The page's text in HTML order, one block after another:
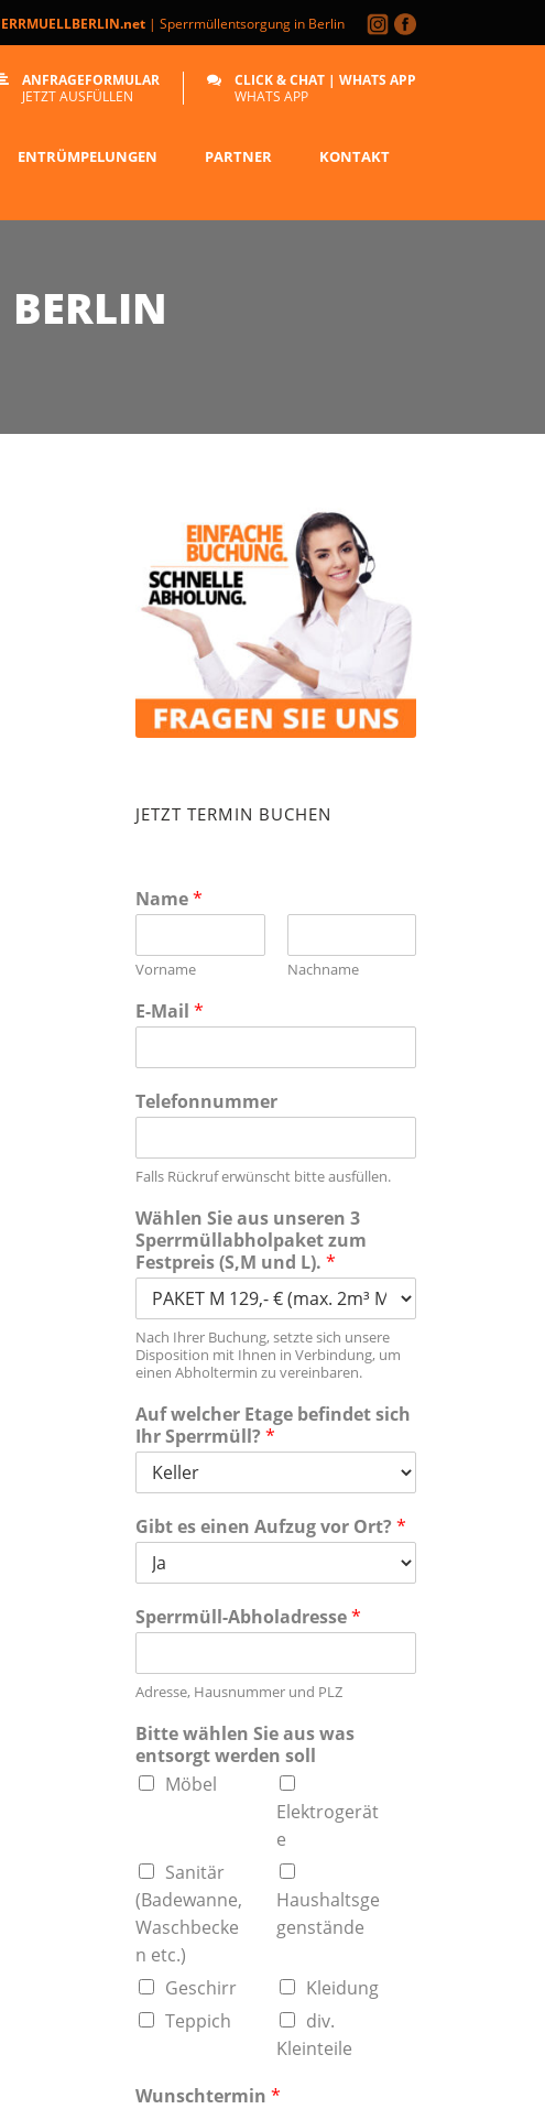
| Sperrmüllentsorgung in Berlin
ANFRAGEFORMULAR
JETZT AUSFÜLLEN
CLICK & CHAT | WHATS APP
WHATS APP
ENTRÜMPELUNGEN PARTNER KONTAKT
JETZT TERMIN BUCHEN
Name*
Vorname Nachname
E-Mail *
Telefonnummer
Falls Rückruf erwünscht bitte ausfüllen.
Wählen Sie aus unseren 3
Sperrmüllabholpaket zum
Festpreis (S,M und L). *
Nach Ihrer Buchung, setzte sich unsere
Disposition mit Ihnen in Verbindung, um
einen Abholtermin zu vereinbaren.
Auf welcher Etage befindet sich
Ihr Sperrmüll? *
Gibt es einen Aufzug vor Ort? *
Sperrmüll-Abholadresse*
Adresse, Hausnummer und PLZ
Bitte wählen Sie aus was
entsorgt werden soll
Möbel
Elektrogerät
e
Sanitär
(Badewanne,
Waschbecke
n etc.)
Haushaltsge
genstände
Geschirr
Kleidung
Teppich
div.
Kleinteile
Wunschtermin *